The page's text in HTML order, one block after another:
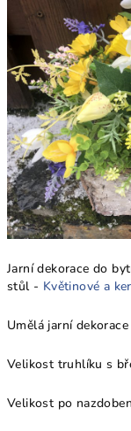
Jarní dekorace do
stůl - Květinové a
Umělá jarní
Velikost truhlíku s
Velikost po